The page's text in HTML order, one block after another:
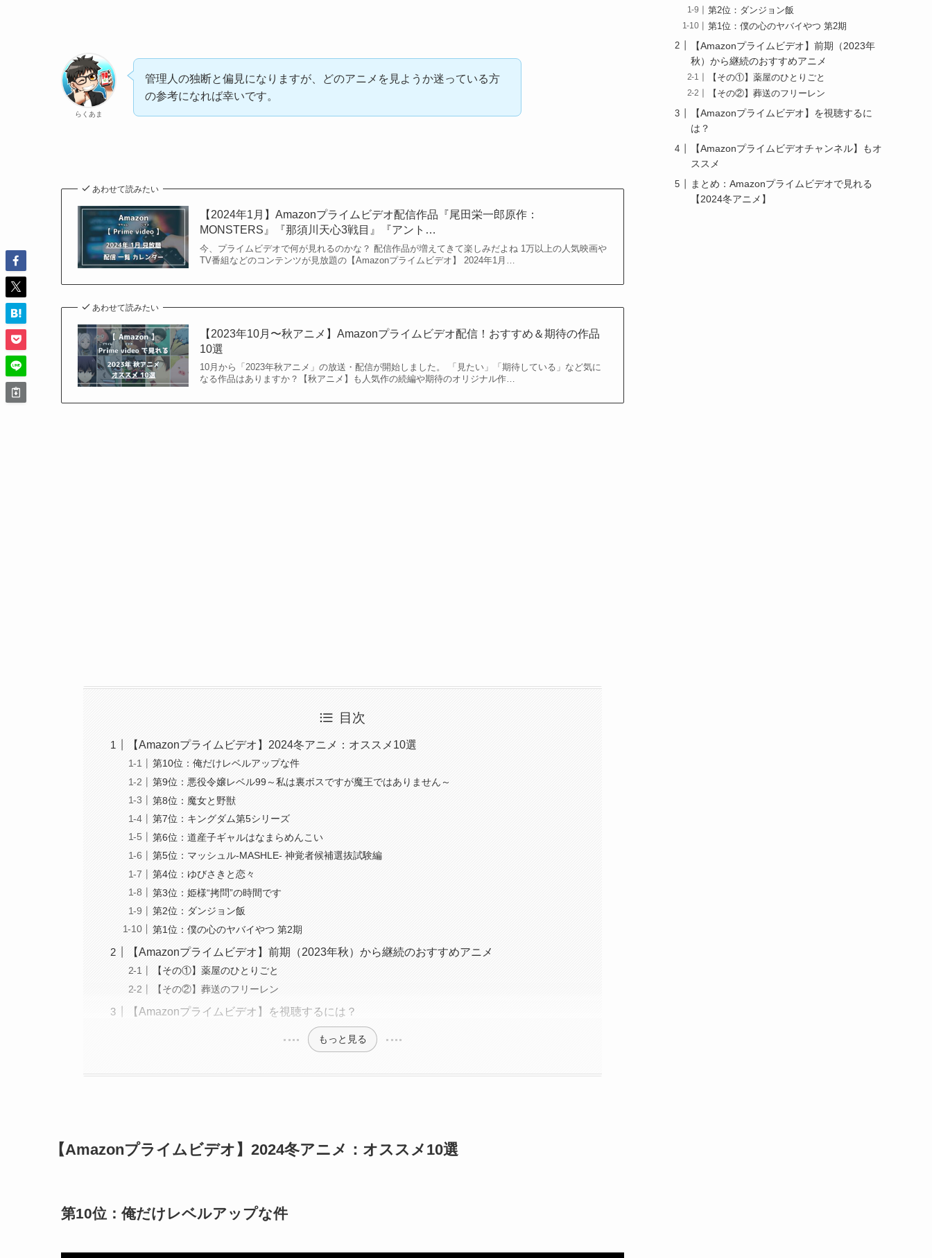
らくあま
管理人の独断と偏見になりますが、どのアニメを見ようか迷っている方
の参考になれば幸いです。
あわせて読みたい
【2024年1月】Amazonプライムビデオ配信作品『尾田栄一郎原作：
MONSTERS』『那須川天心3戦目』『アント…
今、プライムビデオで何が見れるのかな？ 配信作品が増えてきて楽しみだよね 1万以上の人気映画や
TV番組などのコンテンツが見放題の【Amazonプライムビデオ】 2024年1月…
あわせて読みたい
【2023年10月〜秋アニメ】Amazonプライムビデオ配信！おすすめ＆期待の作品
10選
10月から「2023年秋アニメ」の放送・配信が開始しました。 「見たい」「期待している」など気に
なる作品はありますか？【秋アニメ】も人気作の続編や期待のオリジナル作…
目次
【Amazonプライムビデオ】2024冬アニメ：オススメ10選
第10位：俺だけレベルアップな件
第9位：悪役令嬢レベル99～私は裏ボスですが魔王ではありません～
第8位：魔女と野獣
第7位：キングダム第5シリーズ
第6位：道産子ギャルはなまらめんこい
第5位：マッシュル-MASHLE- 神覚者候補選抜試験編
第4位：ゆびさきと恋々
第3位：姫様“拷問”の時間です
第2位：ダンジョン飯
第1位：僕の心のヤバイやつ 第2期
【Amazonプライムビデオ】前期（2023年秋）から継続のおすすめアニメ
【その①】薬屋のひとりごと
【その②】葬送のフリーレン
【Amazonプライムビデオ】を視聴するには？
もっと見る
【Amazonプライムビデオ】2024冬アニメ：オススメ10選
第10位： 俺だけレベルアップな件
第2位：ダンジョン飯
第1位：僕の心のヤバイやつ 第2期
【Amazonプライムビデオ】前期（2023年
秋）から継続のおすすめアニメ
【その①】薬屋のひとりごと
【その②】葬送のフリーレン
【Amazonプライムビデオ】を視聴するに
は？
【Amazonプライムビデオチャンネル】もオ
ススメ
まとめ：Amazonプライムビデオで見れる
【2024冬アニメ】